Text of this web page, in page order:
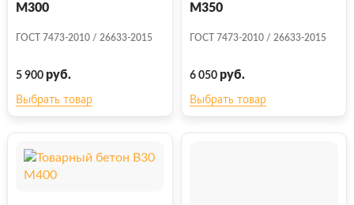
М300
ГОСТ 7473-2010 / 26633-2015
5 900 руб.
Выбрать товар
М350
ГОСТ 7473-2010 / 26633-2015
6 050 руб.
Выбрать товар